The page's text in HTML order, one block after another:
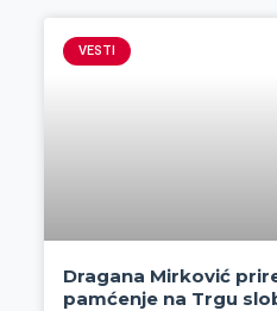
VESTI
Dragana Mirković
pamćenje na Trgu